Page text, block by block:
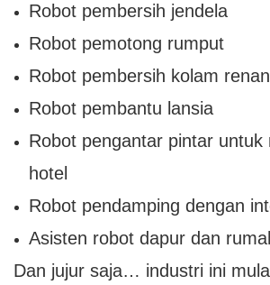
Robot pembersih jendela
Robot pemotong rumput
Robot pembersih kolam
Robot pembantu lansia
Robot pengantar pintar untuk
hotel
Robot pendamping dengan
Asisten robot dapur dan
Dan jujur ​​saja… industri ini